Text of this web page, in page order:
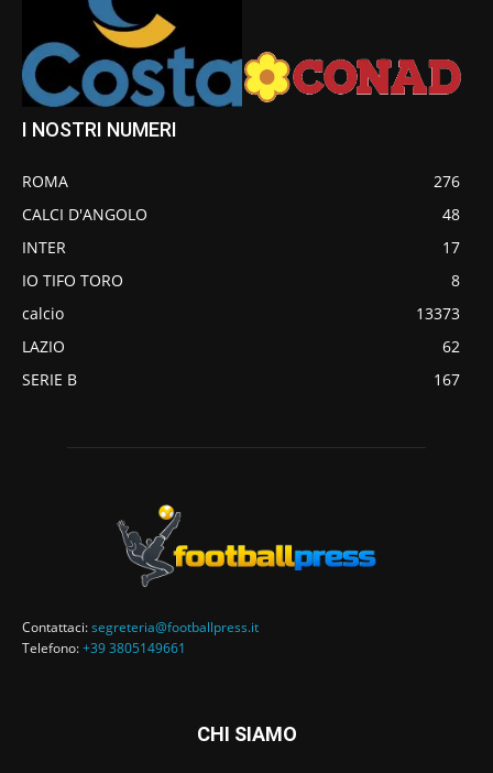
I NOSTRI NUMERI
ROMA
276
CALCI D'ANGOLO
48
INTER
17
IO TIFO TORO
8
calcio
13373
LAZIO
62
SERIE B
167
Contattaci:segreteria@footballpress.it
Telefono:+39 3805149661
CHI SIAMO